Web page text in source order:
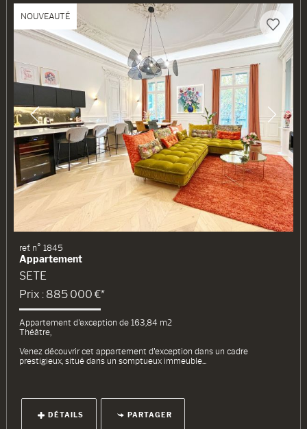
NOUVEAUTÉ
ref. n° 1845
Appartement
SETE
Prix : 885 000 €*
Appartement d'exception de 163,84 m2
Théâtre,
Venez découvrir cet appartement d'exception dans un cadre
prestigieux, situé dans un somptueux immeuble...
DÉTAILS PARTAGER